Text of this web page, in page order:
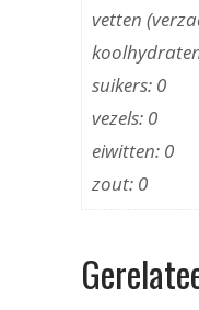
vetten
suikers: 0
vezels: 0
eiwitten: 0
zout: 0